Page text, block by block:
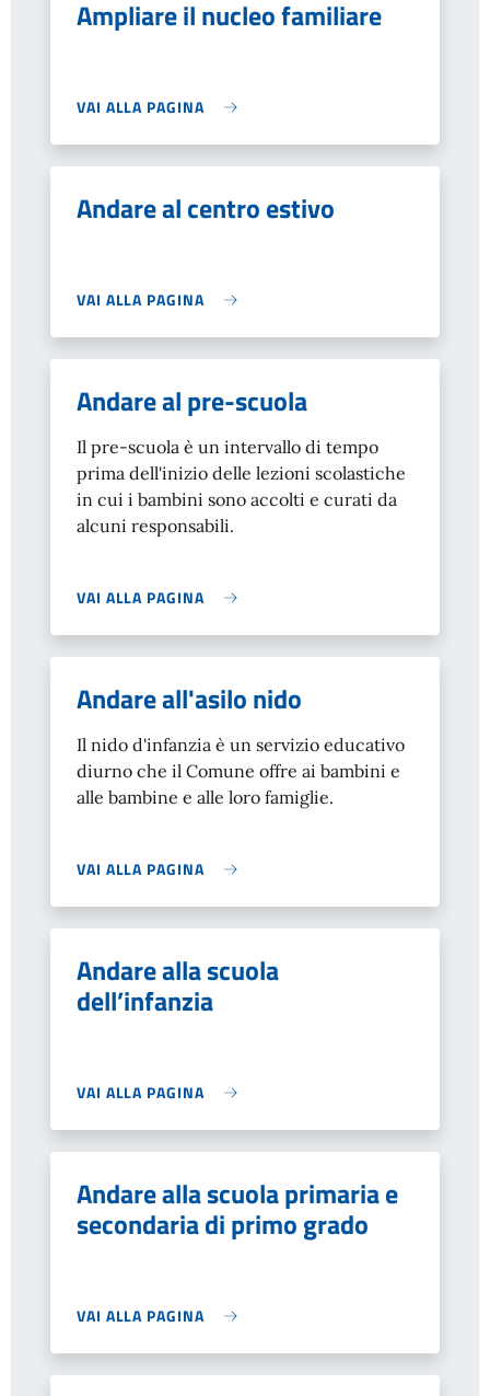
Ampliare il nucleo familiare
VAI ALLA PAGINA
Andare al centro estivo
VAI ALLA PAGINA
Andare al pre-scuola
Il pre-scuola è un intervallo di tempo
prima dell'inizio delle lezioni scolastiche
in cui i bambini sono accolti e curati da
alcuni responsabili.
VAI ALLA PAGINA
Andare all'asilo nido
Il nido d'infanzia è un servizio educativo
diurno che il Comune offre ai bambini e
alle bambine e alle loro famiglie.
VAI ALLA PAGINA
Andare alla scuola
dell’infanzia
VAI ALLA PAGINA
Andare alla scuola primaria e
secondaria di primo grado
VAI ALLA PAGINA